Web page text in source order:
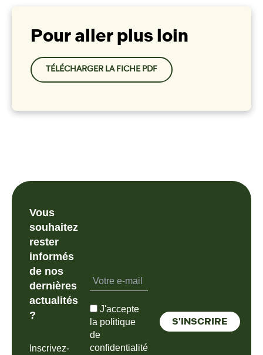
Pour aller plus loin
TÉLÉCHARGER LA FICHE PDF
Vous
souhaitez
rester
informés
de nos
dernières
actualités
?
Inscrivez-
J'accepte
la politique
de
confidentialité